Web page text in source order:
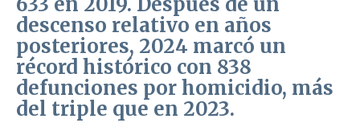
descenso relativo en años
posteriores, 2024 marcó un
récord histórico con 838
defunciones por homicidio, más
del triple que en 2023.